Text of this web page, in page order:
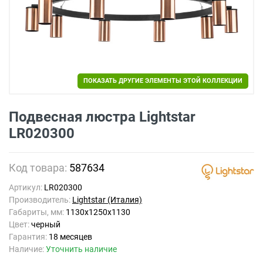
ПОКАЗАТЬ ДРУГИЕ ЭЛЕМЕНТЫ ЭТОЙ КОЛЛЕКЦИИ
Подвесная люстра Lightstar
LR020300
Код товара: 587634
Артикул: LR020300
Производитель: Lightstar (Италия)
Габариты, мм: 1130x1250x1130
Цвет:черный
Гарантия: 18 месяцев
Наличие:Уточнить наличие